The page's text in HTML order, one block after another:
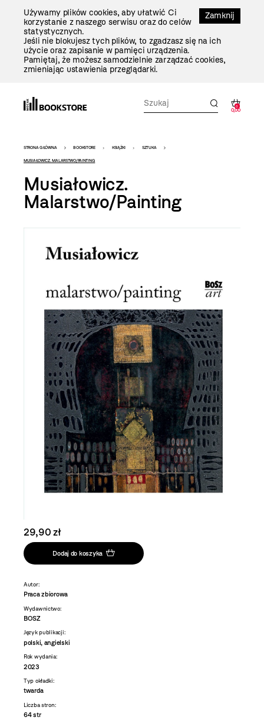
Zamknij
Używamy plików cookies, aby ułatwić Ci
korzystanie z naszego serwisu oraz do celów
statystycznych.
Jeśli nie blokujesz tych plików, to zgadzasz się na ich
użycie oraz zapisanie w pamięci urządzenia.
Pamiętaj, że możesz samodzielnie zarządzać cookies,
zmieniając ustawienia przeglądarki.
0
0,00
Bookstore
-
szablon
szczegóły
STRONA GŁÓWNA BOOKSTORE KSIĄŻKI SZTUKA
MUSIAŁOWICZ. MALARSTWO/PAINTING
Musiałowicz.
Malarstwo/Painting
29,90 zł
Dodaj do koszyka
Autor:
Praca zbiorowa
Wydawnictwo:
BOSZ
Język publikacji:
polski, angielski
Rok wydania:
2023
Typ okładki:
twarda
Liczba stron:
64 str